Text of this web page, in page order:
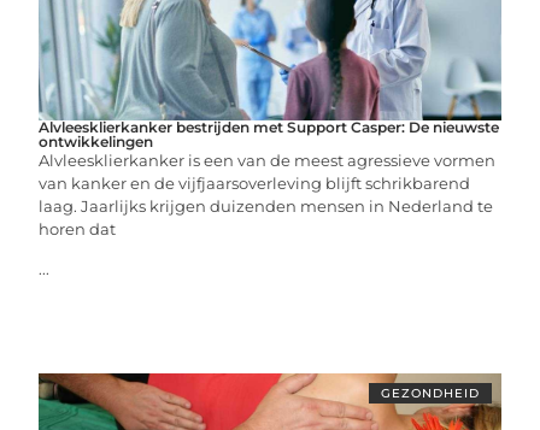
Alvleesklierkanker bestrijden met Support Casper: De nieuwste
ontwikkelingen
Alvleesklierkanker is een van de meest agressieve vormen
van kanker en de vijfjaarsoverleving blijft schrikbarend
laag. Jaarlijks krijgen duizenden mensen in Nederland te
horen dat
...
GEZONDHEID